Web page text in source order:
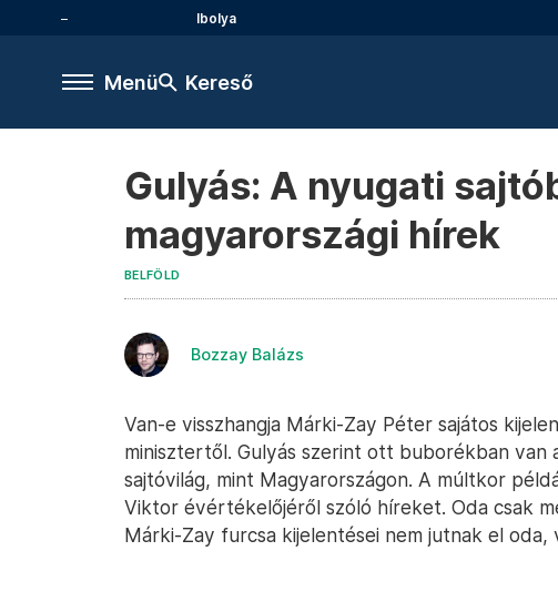
Ibolya
Menü Kereső
Gulyás: A nyugati
magyarországi hírek
BELFÖLD
Bozzay Balázs
Van-e visszhangja Márki-Zay Péter sajátos
minisztertől. Gulyás szerint ott buborékban van
sajtóvilág, mint Magyarországon. A múltkor
Viktor évértékelőjéről szóló híreket. Oda csak
Márki-Zay furcsa kijelentései nem jutnak el oda,